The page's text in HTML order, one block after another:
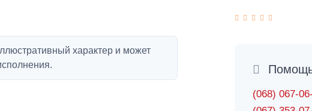
характер и может
(068) 067-